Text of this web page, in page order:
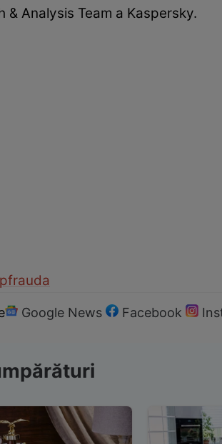
& Analysis Team a Kaspersky.
frauda
Google News Facebook